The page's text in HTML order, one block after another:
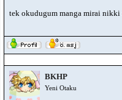
tek okudugum manga mirai
BKHP
Yeni Otaku